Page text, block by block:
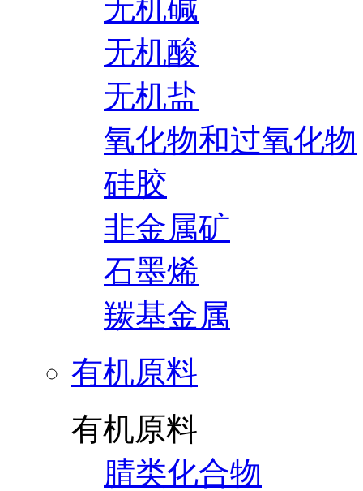
无机碱
无机酸
无机盐
氧化物和过氧化物
硅胶
非金属矿
石墨烯
羰基金属
有机原料
有机原料
腈类化合物